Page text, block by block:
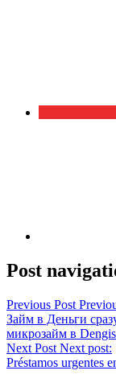
Post
Previous Post
Займ в Деньги
микрозайм в
Next Post Next post:
Préstamos urgentes